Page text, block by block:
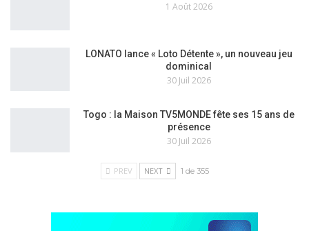
1 Août 2026
LONATO lance « Loto Détente », un nouveau jeu
dominical
30 Juil 2026
Togo : la Maison TV5MONDE fête ses 15 ans de
présence
30 Juil 2026
PREV NEXT 1 de 355